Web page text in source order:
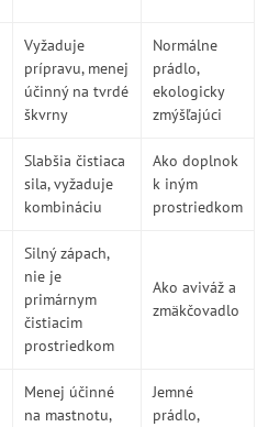
Vyžaduje
prípravu, menej
účinný na tvrdé
škvrny
Normálne
prádlo,
ekologicky
zmýšľajúci
Slabšia čistiaca
sila, vyžaduje
kombináciu
Ako doplnok
k iným
prostriedkom
Silný zápach,
nie je
primárnym
čistiacim
prostriedkom
Ako aviváž a
zmäkčovadlo
Menej účinné
na mastnotu,
Jemné
prádlo,